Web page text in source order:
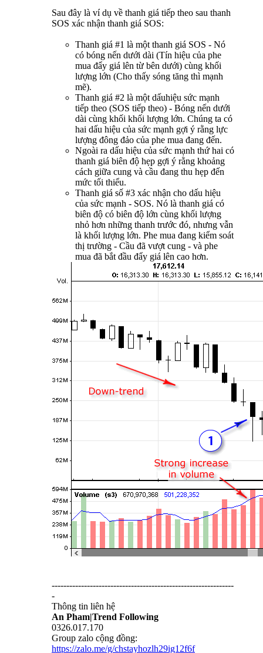
Sau đây là ví dụ về thanh giá tiếp theo sau thanh
SOS xác nhận thanh giá SOS:
Thanh giá #1 là một thanh giá SOS - Nó
có bóng nến dưới dài (Tín hiệu của phe
mua đẩy giá lên từ bên dưới) cùng khối
lượng lớn (Cho thấy sóng tăng thì mạnh
mẽ).
Thanh giá #2 là một dấuhiệu sức mạnh
tiếp theo (SOS tiếp theo) - Bóng nến dưới
dài cùng khối khối lượng lớn. Chúng ta có
hai dấu hiệu của sức mạnh gợi ý rằng lực
lượng đông đảo của phe mua đang đến.
Ngoài ra dấu hiệu của sức mạnh thứ hai có
thanh giá biên độ hẹp gợi ý rằng khoảng
cách giữa cung và cầu đang thu hẹp đến
mức tối thiểu.
Thanh giá số #3 xác nhận cho dấu hiệu
của sức mạnh - SOS. Nó là thanh giá có
biên độ có biên độ lớn cùng khối lượng
nhỏ hơn những thanh trước đó, nhưng vẫn
là khối lượng lớn. Phe mua đang kiểm soát
thị trường - Cầu đã vượt cung - và phe
mua đã bắt đầu đẩy giá lên cao hơn.
--------------------------------------------------------------
-
Thông tin liên hệ
An Pham|Trend Following
0326.017.170
Group zalo cộng đồng:
https://zalo.me/g/chstayhozlh29ig12f6f